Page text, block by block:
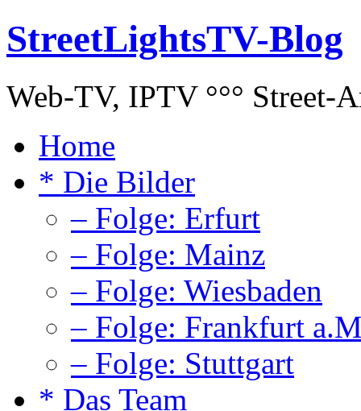
StreetLightsTV-Blog
Web-TV, IPTV °°° Street-
Home
* Die Bilder
– Folge: Erfurt
– Folge: Mainz
– Folge: Wiesbaden
– Folge: Frankfurt
– Folge: Stuttgart
* Das Team